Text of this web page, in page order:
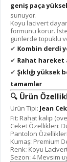
geniş paça
sunuyor.
Koyu lacivert
formunu korur.
günlerde topuklu
✔ Kombin derdi
✔ Rahat hareket
✔ Şıklığı
tamamlar
🔍 Ürün
Ürün Tipi: Jean
Fit: Rahat kalıp
Ceket Özellikleri:
Pantolon
Kumaş: Premium
Renk: Koyu
Sezon: 4 Mevsim